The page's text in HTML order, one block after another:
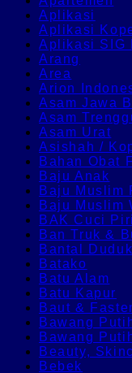
Aplikasi
Aplikasi
Aplikasi SIG
Arang
Area
Arion
Asam Jawa
Asam
Asam Urat
Asishah /
Bahan Obat
Baju Anak
Baju Muslim
Baju Muslim
BAK Cuci
Ban Truk &
Bantal
Batako
Batu Alam
Batu Kapur
Baut &
Bawang
Bawang
Beauty,
Bebek